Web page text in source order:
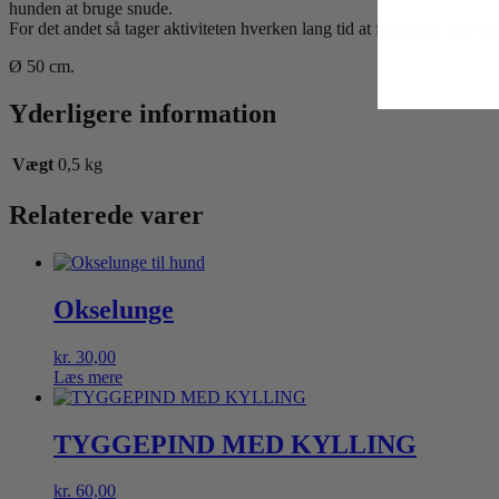
hunden at bruge snude.
For det andet så tager aktiviteten hverken lang tid at forberede eller
Ø 50 cm.
Yderligere information
Vægt 0,5 kg
Relaterede varer
Okselunge
kr. 30,00
Læs mere
TYGGEPIND MED KYLLING
kr. 60,00